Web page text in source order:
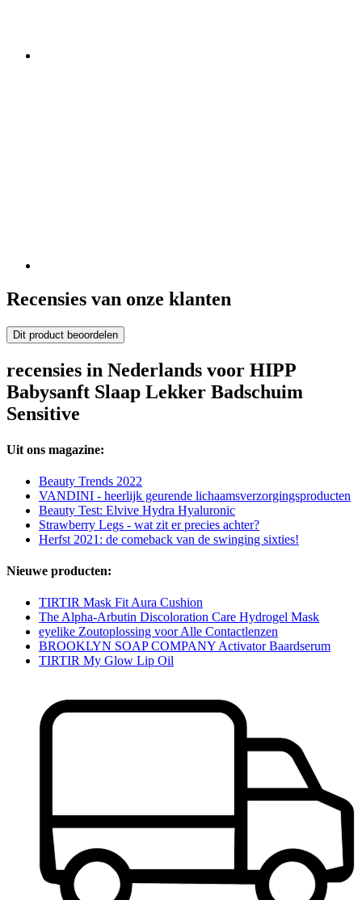
Recensies van onze klanten
Dit product beoordelen
recensies in Nederlands voor HIPP
Babysanft Slaap Lekker Badschuim
Sensitive
Uit ons magazine:
Beauty Trends 2022
VANDINI - heerlijk geurende lichaamsverzorgingsproducten
Beauty Test: Elvive Hydra Hyaluronic
Strawberry Legs - wat zit er precies achter?
Herfst 2021: de comeback van de swinging sixties!
Nieuwe producten:
TIRTIR Mask Fit Aura Cushion
The Alpha-Arbutin Discoloration Care Hydrogel Mask
eyelike Zoutoplossing voor Alle Contactlenzen
BROOKLYN SOAP COMPANY Activator Baardserum
TIRTIR My Glow Lip Oil